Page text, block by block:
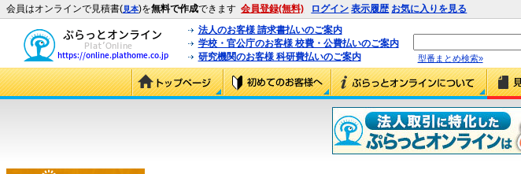
会員はオンラインで見積書(見本)を無料で作成できます 会員登録(無料) ログイン 表示履歴 お気に入りを見る
法人のお客様 請求書払いのご案内
学校・官公庁のお客様 校費・公費払いのご案内
研究機関のお客様 科研費払いのご案内
型番まとめ検索»